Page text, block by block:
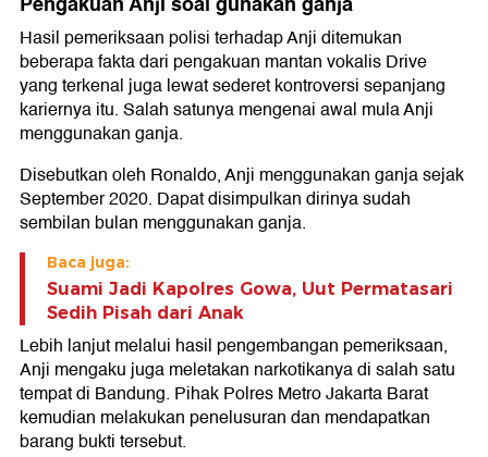
Hasil pemeriksaan polisi terhadap Anji ditemukan
beberapa fakta dari pengakuan mantan vokalis Drive
yang terkenal juga lewat sederet kontroversi sepanjang
kariernya itu. Salah satunya mengenai awal mula Anji
menggunakan ganja.
Disebutkan oleh Ronaldo, Anji menggunakan ganja sejak
September 2020. Dapat disimpulkan dirinya sudah
sembilan bulan menggunakan ganja.
Baca juga:
Suami Jadi Kapolres Gowa, Uut Permatasari
Sedih Pisah dari Anak
Lebih lanjut melalui hasil pengembangan pemeriksaan,
Anji mengaku juga meletakan narkotikanya di salah satu
tempat di Bandung. Pihak Polres Metro Jakarta Barat
kemudian melakukan penelusuran dan mendapatkan
barang bukti tersebut.